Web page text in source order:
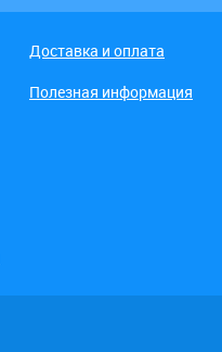
Доставка и оплата
Полезная информация